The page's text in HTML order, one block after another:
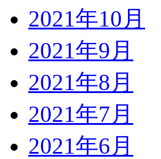
2021年10月
2021年9月
2021年8月
2021年7月
2021年6月